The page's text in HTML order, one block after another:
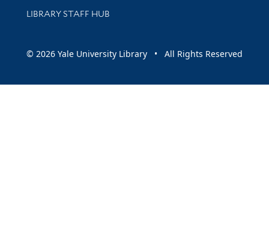
LIBRARY STAFF HUB
© 2026 Yale University Library • All Rights Reserved